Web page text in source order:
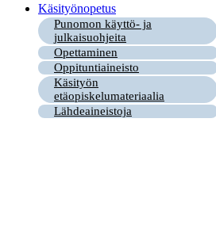
Käsityönopetus
Punomon käyttö- ja
julkaisuohjeita
Opettaminen
Oppituntiaineisto
Käsityön
etäopiskelumateriaalia
Lähdeaineistoja